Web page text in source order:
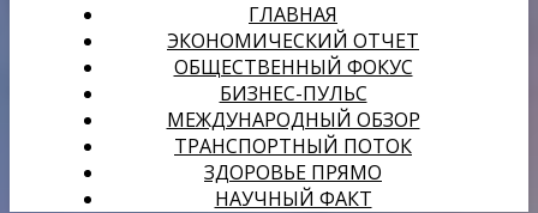
ГЛАВНАЯ
ЭКОНОМИЧЕСКИЙ ОТЧЕТ
ОБЩЕСТВЕННЫЙ ФОКУС
БИЗНЕС-ПУЛЬС
МЕЖДУНАРОДНЫЙ ОБЗОР
ТРАНСПОРТНЫЙ ПОТОК
ЗДОРОВЬЕ ПРЯМО
НАУЧНЫЙ ФАКТ